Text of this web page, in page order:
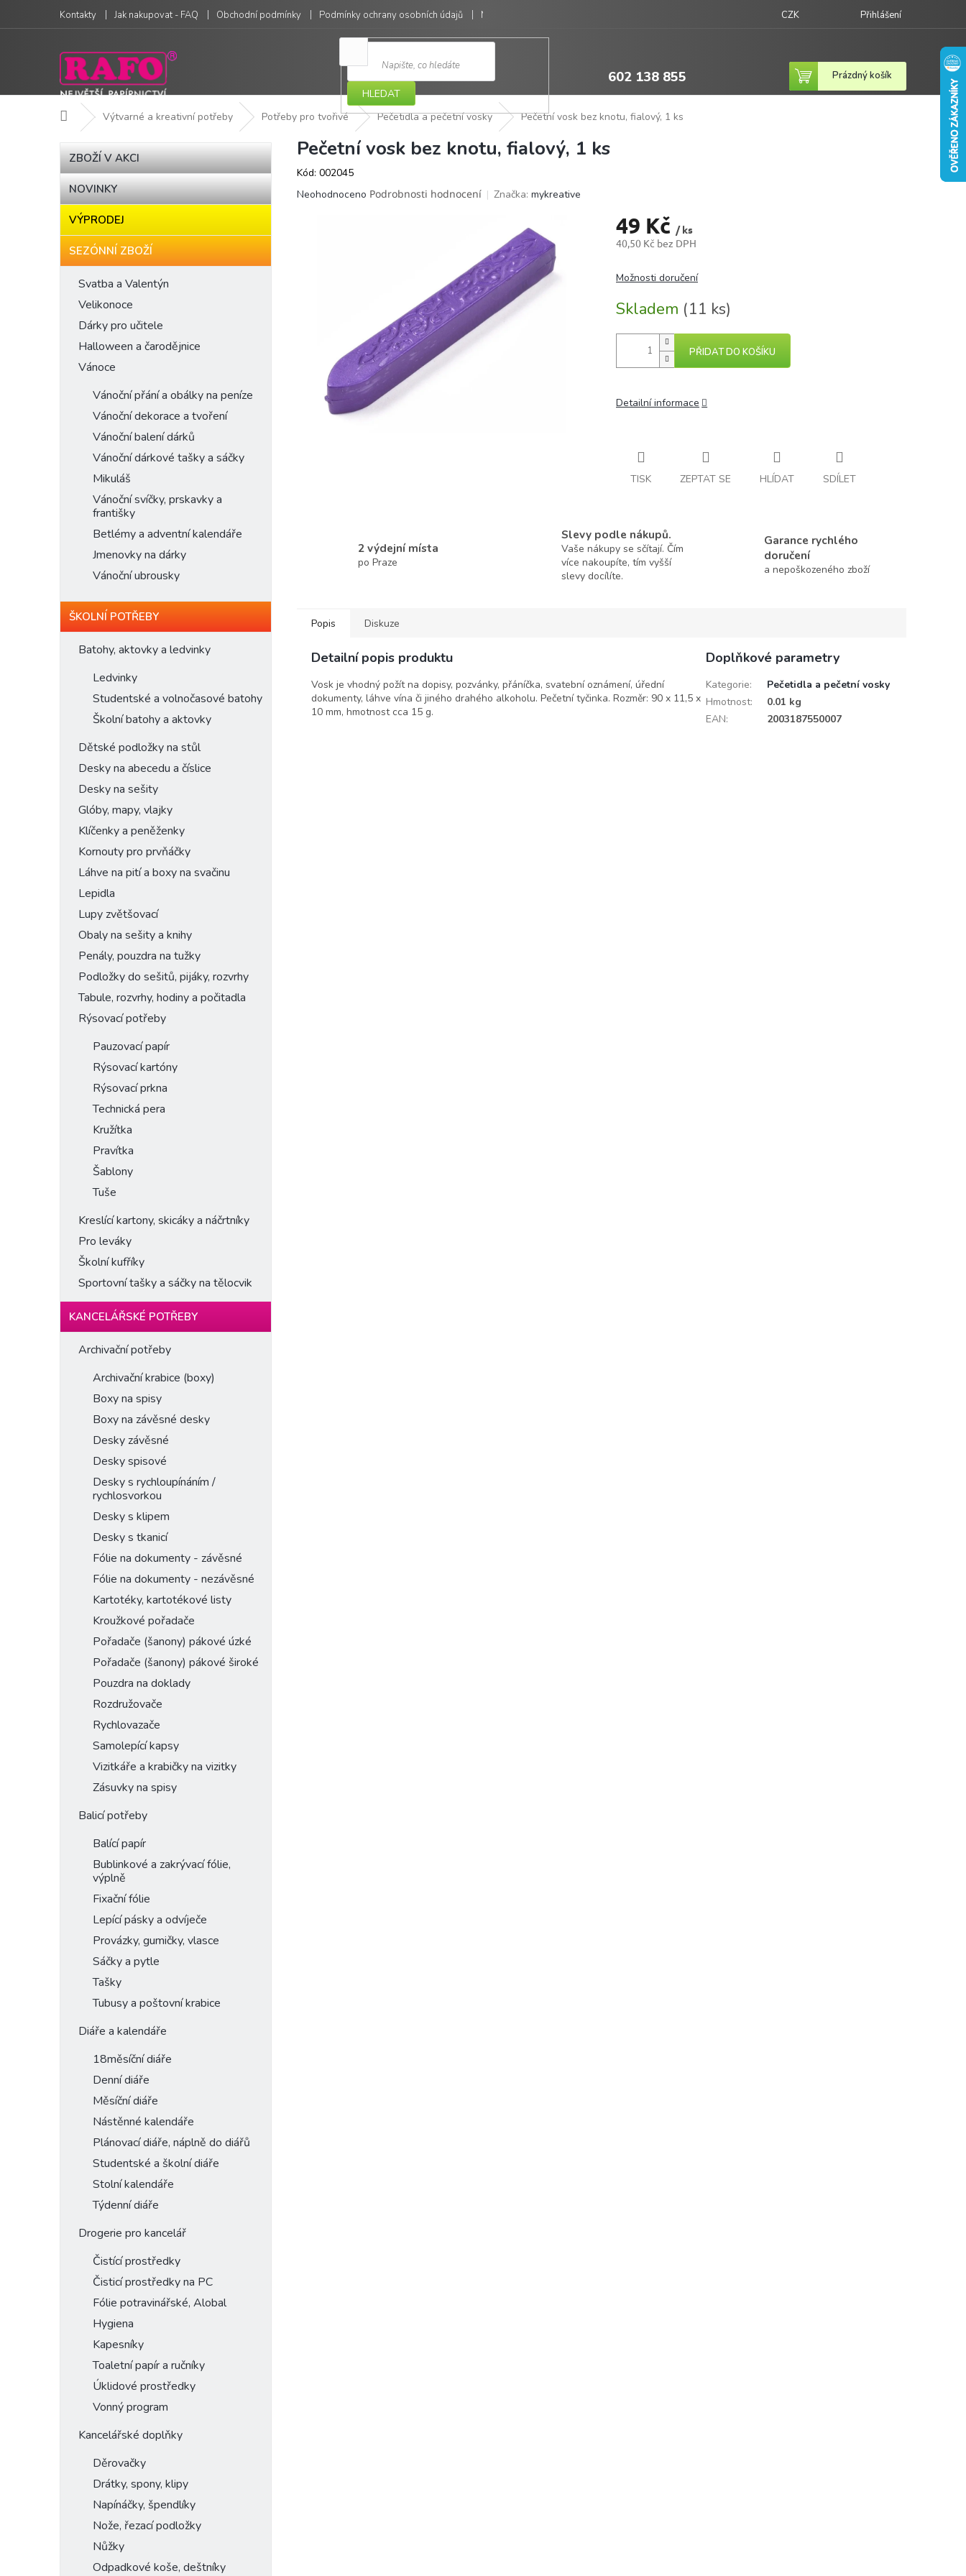
obsah
Kontakty Jak nakupovat - FAQ Obchodní podmínky Podmínky ochrany osobních údajů Moje objednávka CZK Přihlášení
HLEDAT
602 138 855
Nákupní
košík
Prázdný košík
Domů Výtvarné a kreativní potřeby Potřeby pro tvořivé Pečetidla a pečetní vosky Pečetní vosk bez knotu, fialový, 1 ks
P
o
s
t
Přeskočit
kategorie
ZBOŽÍ V AKCI
NOVINKY
VÝPRODEJ
SEZÓNNÍ ZBOŽÍ
Svatba a Valentýn
Velikonoce
Dárky pro učitele
Halloween a čarodějnice
Vánoce
Vánoční přání a obálky na peníze
Vánoční dekorace a tvoření
Vánoční balení dárků
Vánoční dárkové tašky a sáčky
Mikuláš
Vánoční svíčky, prskavky a
františky
Betlémy a adventní kalendáře
Jmenovky na dárky
Vánoční ubrousky
ŠKOLNÍ POTŘEBY
Batohy, aktovky a ledvinky
Ledvinky
Studentské a volnočasové batohy
Školní batohy a aktovky
Dětské podložky na stůl
Desky na abecedu a číslice
Desky na sešity
Glóby, mapy, vlajky
Klíčenky a peněženky
Kornouty pro prvňáčky
Láhve na pití a boxy na svačinu
Lepidla
Lupy zvětšovací
Obaly na sešity a knihy
Penály, pouzdra na tužky
Podložky do sešitů, pijáky, rozvrhy
Tabule, rozvrhy, hodiny a počitadla
Rýsovací potřeby
Pauzovací papír
Rýsovací kartóny
Rýsovací prkna
Technická pera
Kružítka
Pravítka
Šablony
Tuše
Kreslící kartony, skicáky a náčrtníky
Pro leváky
Školní kufříky
Sportovní tašky a sáčky na tělocvik
KANCELÁŘSKÉ POTŘEBY
Archivační potřeby
Archivační krabice (boxy)
Boxy na spisy
Boxy na závěsné desky
Desky závěsné
Desky spisové
Desky s rychloupínáním /
rychlosvorkou
Desky s klipem
Desky s tkanicí
Fólie na dokumenty - závěsné
Fólie na dokumenty - nezávěsné
Kartotéky, kartotékové listy
Kroužkové pořadače
Pořadače (šanony) pákové úzké
Pořadače (šanony) pákové široké
Pouzdra na doklady
Rozdružovače
Rychlovazače
Samolepící kapsy
Vizitkáře a krabičky na vizitky
Zásuvky na spisy
Balicí potřeby
Balící papír
Bublinkové a zakrývací fólie,
výplně
Fixační fólie
Lepící pásky a odvíječe
Provázky, gumičky, vlasce
Sáčky a pytle
Tašky
Tubusy a poštovní krabice
Diáře a kalendáře
18měsíční diáře
Denní diáře
Měsíční diáře
Nástěnné kalendáře
Plánovací diáře, náplně do diářů
Studentské a školní diáře
Stolní kalendáře
Týdenní diáře
Drogerie pro kancelář
Čistící prostředky
Čisticí prostředky na PC
Fólie potravinářské, Alobal
Hygiena
Kapesníky
Toaletní papír a ručníky
Úklidové prostředky
Vonný program
Kancelářské doplňky
Děrovačky
Drátky, spony, klipy
Napínáčky, špendlíky
Nože, řezací podložky
Nůžky
Odpadkové koše, deštníky
Pečetní vosk bez knotu, fialový, 1 ks
Kód: 002045
Průměrné
Neohodnoceno Podrobnosti hodnocení Značka: mykreative
49 Kč / ks
40,50 Kč bez DPH
cena:
Skladem (11 ks)
Možnosti doručení
PŘIDAT DO KOŠÍKU
Detailní informace
TISK ZEPTAT SE HLÍDAT SDÍLET
2 výdejní místa
po Praze
Slevy podle nákupů.
Vaše nákupy se sčítají. Čím
více nakoupíte, tím vyšší
slevy docílíte.
Garance rychlého
doručení
a nepoškozeného zboží
Popis Diskuze
Detailní popis produktu
Vosk je vhodný požít na dopisy, pozvánky, přáníčka, svatební oznámení, úřední
dokumenty, láhve vína či jiného drahého alkoholu. Pečetní tyčinka. Rozměr: 90 x 11,5 x
10 mm, hmotnost cca 15 g.
Doplňkové parametry
Kategorie:
Pečetidla a pečetní vosky
Hmotnost:
0.01 kg
EAN: 2003187550007